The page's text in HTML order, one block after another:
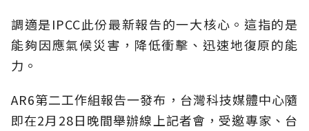
調適是IPCC此份最新報告的一大核心。這指的是
能夠因應氣候災害，降低衝擊、迅速地復原的能
力。
AR6第二工作組報告一發布，台灣科技媒體中心隨
即在2月28日晚間舉辦線上記者會，受邀專家、台